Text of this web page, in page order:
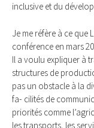
inclusive et du
Je me réfère à ce
conférence en mars
Il a voulu expliquer à
structures de
pas un obstacle à la
fa- cilités de
priorités comme
les transports, les